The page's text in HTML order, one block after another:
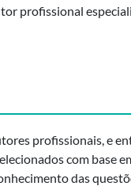
profissional
profissionais, e
com base
das